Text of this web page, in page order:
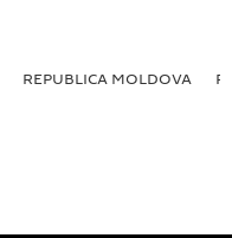
REPUBLICA MOLDOVA